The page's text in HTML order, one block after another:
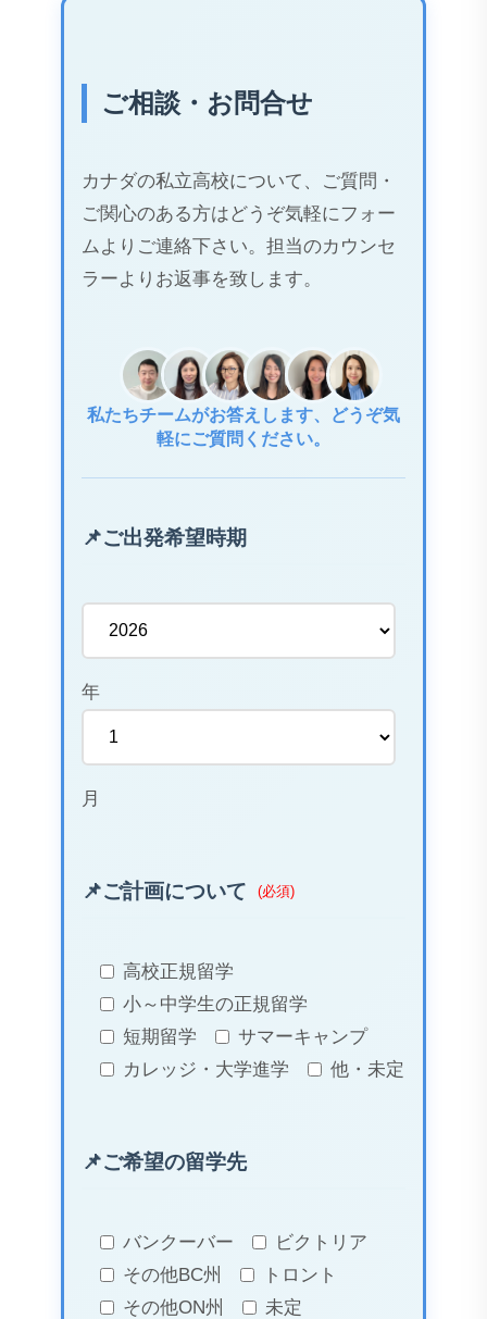
ご相談・お問合せ
カナダの私立高校について、ご質問・
ご関心のある方はどうぞ気軽にフォー
ムよりご連絡下さい。担当のカウンセ
ラーよりお返事を致します。
私たちチームがお答えします、どうぞ気
軽にご質問ください。
ご出発希望時期
年
月
ご計画について (必須)
高校正規留学
小～中学生の正規留学
短期留学
サマーキャンプ
カレッジ・大学進学
他・未定
ご希望の留学先
バンクーバー
ビクトリア
その他BC州
トロント
その他ON州
未定